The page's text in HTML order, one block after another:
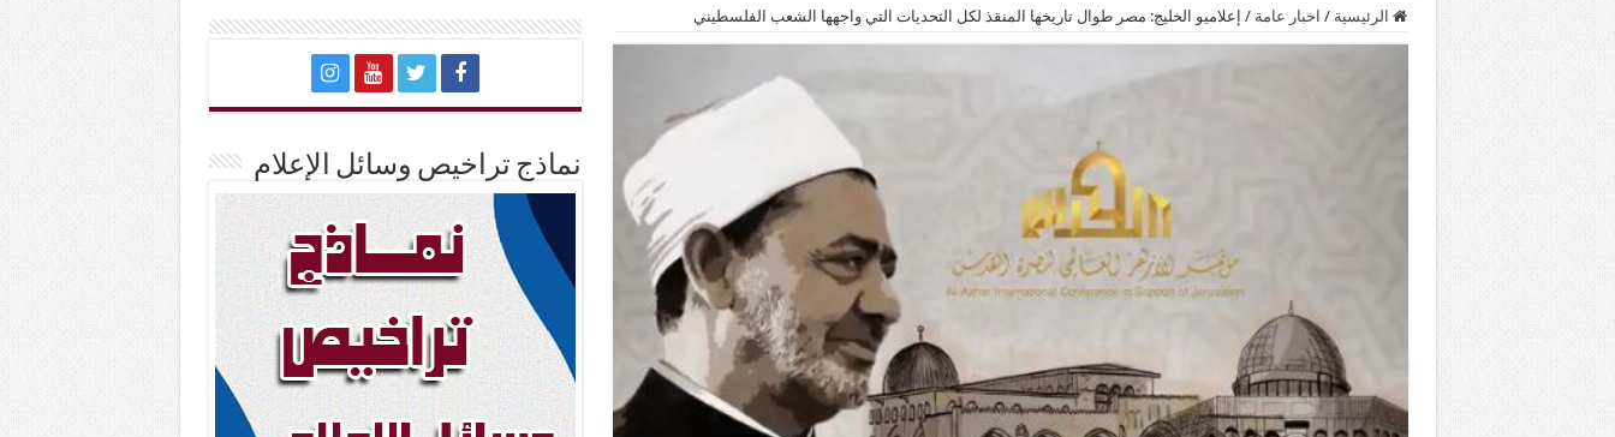
الرئيسية / اخبار عامة / إعلاميو الخليج: مصر طوال تاريخها المنقذ لكل التحديات التي واجهها الشعب الفلسطيني
نماذج تراخيص وسائل الإعلام